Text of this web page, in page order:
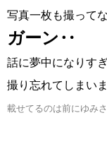
写真一枚も撮って
ガーン‥
話に夢中になりす
撮り忘れてしまい
載せてるのは前にゆみ